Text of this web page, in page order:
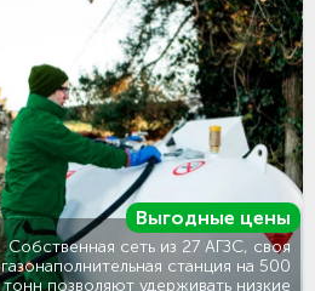
Выгодные цены
Собственная сеть из 27 АГЗС, своя
газонаполнительная станция на 500
тонн позволяют удерживать низкие